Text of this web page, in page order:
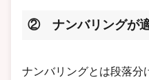
② ナンバリングが
ナンバリングとは段落分